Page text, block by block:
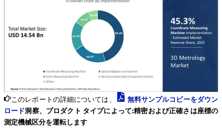
このレポートの詳細については、
無料サンプルコピーをダウン
ロード洞察、プロダクト タイプによって:精密および正確さは座標の
測定機械区分を運転します